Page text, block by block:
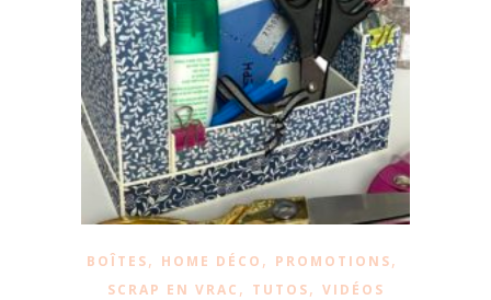
BOÎTES, HOME DÉCO , PROMOTIONS,
SCRAP EN VRAC , TUTOS, VIDÉOS